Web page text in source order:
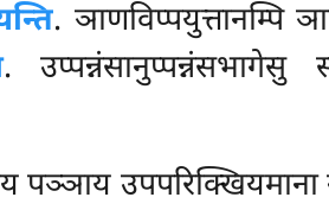
. ञाणविप्पयुत्तानम्पि
. उप्पन्नंसानुप्पन्नंसभागेसु
पञ्ञाय